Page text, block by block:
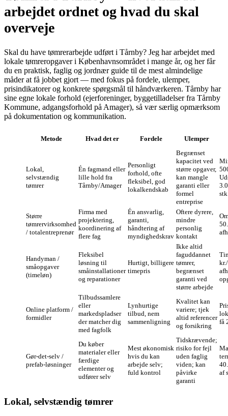
arbejdet ordnet og hvad du skal
overveje
Skal du have tømrerarbejde udført i Tårnby? Jeg har arbejdet med
lokale tømreropgaver i Københavnsområdet i mange år, og her får
du en praktisk, faglig og jordnær guide til de mest almindelige
måder at få jobbet gjort — med fokus på fordele, ulemper,
prisindikatorer og konkrete spørgsmål til håndværkeren. Tårnby har
sine egne lokale forhold (ejerforeninger, byggetilladelser fra Tårnby
Kommune, adgangsforhold på Amager), så vær særlig opmærksom
på dokumentation og kommunikation.
Metode Hvad det er Fordele Ulemper
Lokal,
selvstændig
tømrer
Én fagmand eller
lille hold fra
Tårnby/Amager
Personligt
forhold, ofte
fleksibel, god
lokalkendskab
Begrænset
kapacitet ved
større opgaver,
kan mangle
garanti eller
formel
entreprise
Større
tømrervirksomhed
/ totalentreprenør
Firma med
projektering,
koordinering af
flere fag
Én ansvarlig,
garanti,
håndtering af
myndighedskrav
Oftere dyrere,
mindre
personlig
kontakt
Handyman /
småopgaver
(timeløn)
Fleksibel
løsning til
småinstallationer
og reparationer
Hurtigt, billigere
timepris
Ikke altid
faguddannet
tømrer,
begrænset
garanti ved
større arbejde
Online platform /
formidler
Tilbudssamlere
eller
markedspladser
der matcher dig
med fagfolk
Lynhurtige
tilbud, nem
sammenligning
Kvalitet kan
variere; tjek
altid referencer
og forsikring
få
Gør‑det‑selv /
prefab‑løsninger
Du køber
materialer eller
færdige
elementer og
udfører selv
Mest økonomisk
hvis du kan
arbejde selv;
fuld kontrol
Tidskrævende;
risiko for fejl
uden faglig
viden; kan
påvirke
garanti
af
Lokal, selvstændig tømrer